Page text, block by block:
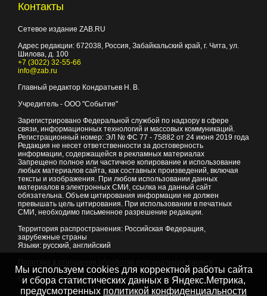
Контакты
Сетевое издание ZAB.RU
Адрес редакции: 672038, Россия, Забайкальский край, г. Чита, ул.
Шилова, д. 100
+7 (3022) 32-55-66
info@zab.ru
Главный редактор Кондратьев Н. В.
Учредитель - ООО "Событие"
Зарегистрировано Федеральной службой по надзору в сфере
связи, информационных технологий и массовых коммуникаций.
Регистрационный номер: ЭЛ № ФС 77 - 75882 от 24 июня 2019 года
Редакция не несет ответственности за достоверность
информации, содержащейся в рекламных материалах
Запрещено полное или частичное копирование и использование
любых материалов сайта, как составных произведений, включая
тексты и изображения. При любом использовании данных
материалов в электронных СМИ, ссылка на данный сайт
обязательна. Объем цитирования информации не должен
превышать цель цитирования. При использовании в печатных
СМИ, необходимо письменное разрешение редакции.
Территория распространения: Российская Федерация,
зарубежные страны
Языки: русский, английский
© 2007 - 2026Портал Читы и Забайкальского края
Мы используем cookies для корректной работы сайта
и сбора статистических данных в Яндекс.Метрика,
предусмотренных политикой конфиденциальности